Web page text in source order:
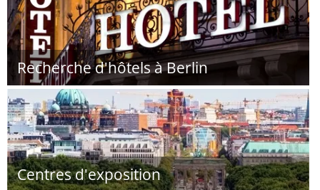
Recherche d'hôtels à Berlin
Centres d'exposition